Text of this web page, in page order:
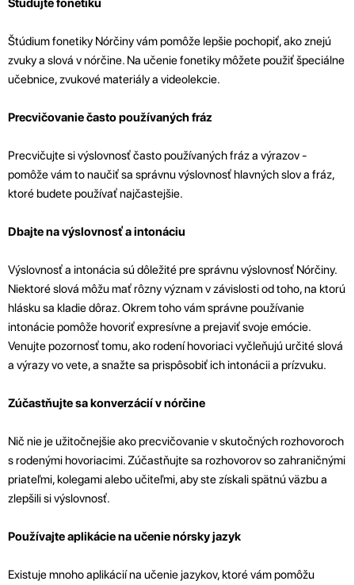
Štúdium fonetiky Nórčiny vám pomôže lepšie pochopiť, ako znejú
zvuky a slová v nórčine. Na učenie fonetiky môžete použiť špeciálne
učebnice, zvukové materiály a videolekcie.
Precvičovanie často používaných fráz
Precvičujte si výslovnosť často používaných fráz a výrazov -
pomôže vám to naučiť sa správnu výslovnosť hlavných slov a fráz,
ktoré budete používať najčastejšie.
Dbajte na výslovnosť a intonáciu
Výslovnosť a intonácia sú dôležité pre správnu výslovnosť Nórčiny.
Niektoré slová môžu mať rôzny význam v závislosti od toho, na ktorú
hlásku sa kladie dôraz. Okrem toho vám správne používanie
intonácie pomôže hovoriť expresívne a prejaviť svoje emócie.
Venujte pozornosť tomu, ako rodení hovoriaci vyčleňujú určité slová
a výrazy vo vete, a snažte sa prispôsobiť ich intonácii a prízvuku.
Zúčastňujte sa konverzácií v nórčine
Nič nie je užitočnejšie ako precvičovanie v skutočných rozhovoroch
s rodenými hovoriacimi. Zúčastňujte sa rozhovorov so zahraničnými
priateľmi, kolegami alebo učiteľmi, aby ste získali spätnú väzbu a
zlepšili si výslovnosť.
Používajte aplikácie na učenie nórsky jazyk
Existuje mnoho aplikácií na učenie jazykov, ktoré vám pomôžu